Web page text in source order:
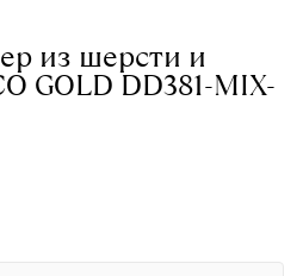
из шерсти и
GOLD DD381-MIX-